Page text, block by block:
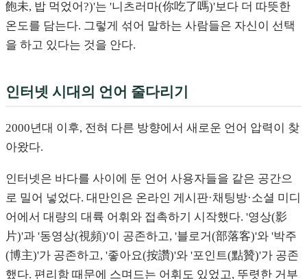
飽未, 밥 먹었어?)'는 '니츠러마(你吃了嗎)'보다 더 따뜻한
온도를 담는다. 그렇게 섞어 말하는 사람들은 자신이 선택
을 하고 있다는 것을 안다.
인터넷 시대의 언어 줄다리기
2000년대 이후, 전혀 다른 방향에서 새로운 언어 압력이 찾
아왔다.
인터넷은 바다를 사이에 둔 언어 사용자들을 같은 공간으
로 밀어 넣었다. 대만인은 온라인 게시판·채팅방·소셜 미디
어에서 대량의 대륙 어휘와 접촉하기 시작했다. '영상(影
片)'과 '동영상(視頻)'이 공존하고, '블로거(部落客)'와 '박주
(博主)'가 공존하고, '좋아요(按讚)'와 '포인트(點贊)'가 공존
했다. 편리함 때문에 스며드는 어휘도 있었고, 뚜렷한 거부